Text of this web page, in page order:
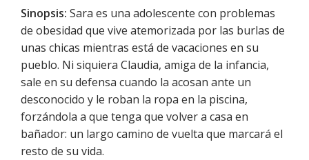
Sinopsis: Sara es una adolescente con problemas
de obesidad que vive atemorizada por las burlas de
unas chicas mientras está de vacaciones en su
pueblo. Ni siquiera Claudia, amiga de la infancia,
sale en su defensa cuando la acosan ante un
desconocido y le roban la ropa en la piscina,
forzándola a que tenga que volver a casa en
bañador: un largo camino de vuelta que marcará el
resto de su vida.